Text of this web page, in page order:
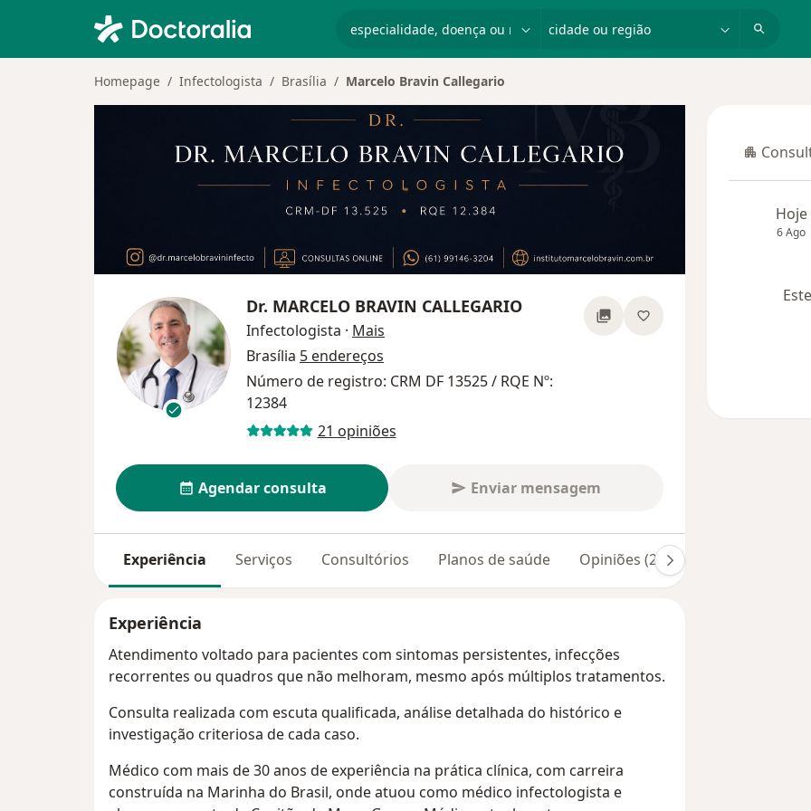
Homepage Infectologista Brasília Marcelo Bravin Callegario
Dr. MARCELO BRAVIN CALLEGARIO
Infectologista · Mais
Brasília 5 endereços
Número de registro: CRM DF 13525 / RQE Nº:
12384
21 opiniões
Agendar consulta Enviar mensagem
Experiência Serviços Consultórios Planos de saúde Opiniões (21)
Experiência
Atendimento voltado para pacientes com sintomas persistentes, infecções
recorrentes ou quadros que não melhoram, mesmo após múltiplos tratamentos.
Consulta realizada com escuta qualificada, análise detalhada do histórico e
investigação criteriosa de cada caso.
Médico com mais de 30 anos de experiência na prática clínica, com carreira
construída na Marinha do Brasil, onde atuou como médico infectologista e
Hoje
6 Ago